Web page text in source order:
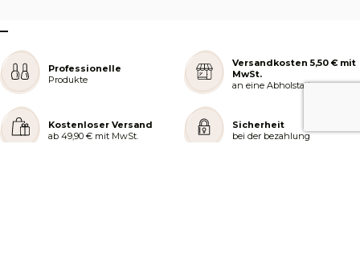
–
Professionelle
Produkte
Versandkosten 5,50 € mit
MwSt.
an eine Abholstation
Kostenloser Versand
ab 49,90 € mit MwSt.
Sicherheit
bei der bezahlung